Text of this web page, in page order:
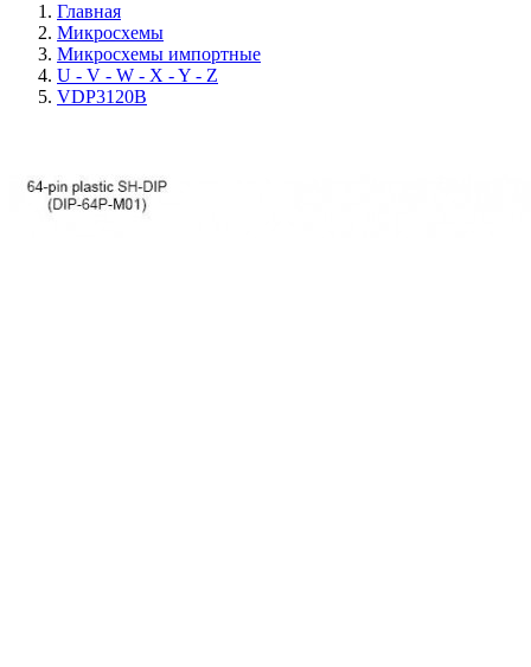
Главная
Микросхемы
Микросхемы импортные
U - V - W - X - Y - Z
VDP3120B